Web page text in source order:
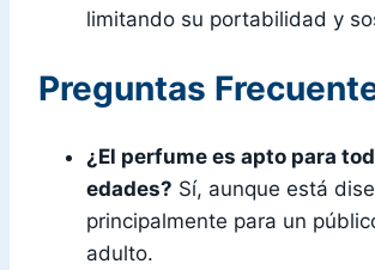
limitando su portabilidad y
Preguntas
¿El perfume es apto para
edades? Sí, aunque está
principalmente para un
adulto.